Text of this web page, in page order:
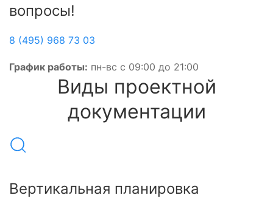
вопросы!
8 (495) 968 73 03
График работы: пн-вс с 09:00 до 21:00
Виды проектной
документации
Вертикальная планировка